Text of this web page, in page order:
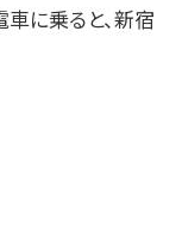
に乗ると、新宿